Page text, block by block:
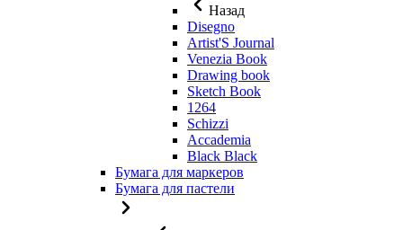
Назад
Disegno
Artist'S Journal
Venezia Book
Drawing book
Sketch Book
1264
Schizzi
Accademia
Black Black
Бумага для маркеров
Бумага для пастели